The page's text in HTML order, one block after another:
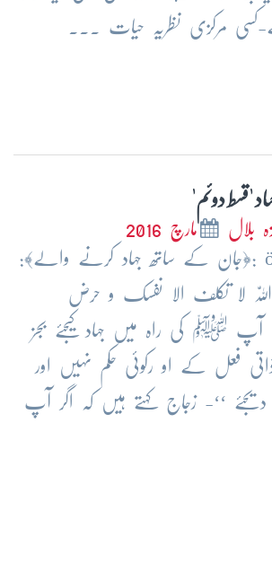
ہے-کسی مرکزی نظریہ حیات ...
'قسط دوئم'
بلال
مارچ 2016
سیّدناالمجاہد با لنفس ö :﴿جان کے ساتھ جہاد کرنے والے﴾:
لا تکلف الا نفسک و حرض
آپ ﷺ کی راہ میں جہاد کیجئے بجز
کے او رکوئی حکم نہیں اور
‘‘- زجاج کہتے ہیں کہ اگر آپ